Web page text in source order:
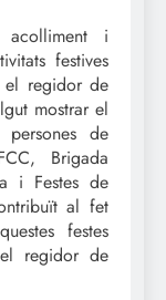
i
festives
el regidor de
mostrar el
de
Brigada
i Festes de
al fet
festes
regidor de